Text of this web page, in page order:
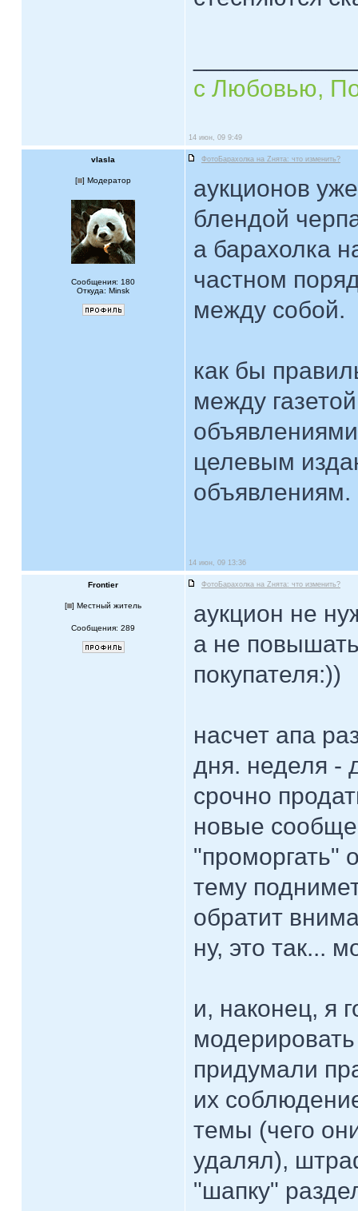
с Любовью,
14 июн, 09 9:49
vlasla ФотоБарахолка на Zнята: что изменить?
[ ] Модератор
Сообщения: 180
Откуда: Minsk
аукционов
блендой
а барахолка
частном
между собой.
как бы
между
целевым
объявлениям.
14 июн, 09 13:36
Frontier ФотоБарахолка на Zнята: что изменить?
[ ] Местный житель
Сообщения: 289
аукцион не
а не
покупателя:))
насчет апа
дня. неделя -
срочно
новые
"проморгать"
тему
обратит
ну, это так...
и, наконец, я
придумали
их
темы (чего
удалял),
"шапку"